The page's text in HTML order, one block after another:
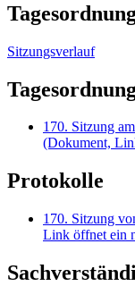
Sitzungsverlauf
170. Sitzung
(Dokument,
Protokolle
170. Sitzung
Link öffnet ein